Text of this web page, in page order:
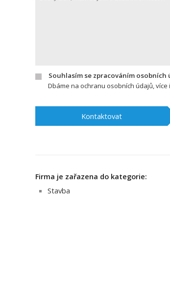
Souhlasím se zpracováním osobních
Dbáme na ochranu osobních údajů,
Kontaktovat
Firma je zařazena do kategorie:
Stavba